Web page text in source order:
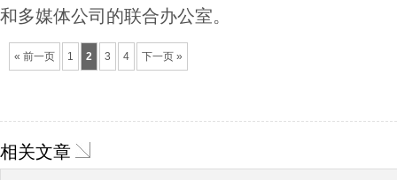
和多媒体公司的联合办公室。
« 前一页 1 2 3 4 下一页 »
相关文章